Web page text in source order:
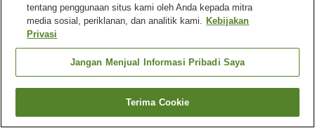
Sauna
Kolam renang
Restoran
Pemandian udara terbuka
Beranda Jepang Shizuoka Kota Ito Hotel Himalaya Sea
Cari kamar
tentang penggunaan situs kami oleh Anda kepada mitra
media sosial, periklanan, dan analitik kami. Kebijakan
Privasi
Jangan Menjual Informasi Pribadi Saya
Terima Cookie